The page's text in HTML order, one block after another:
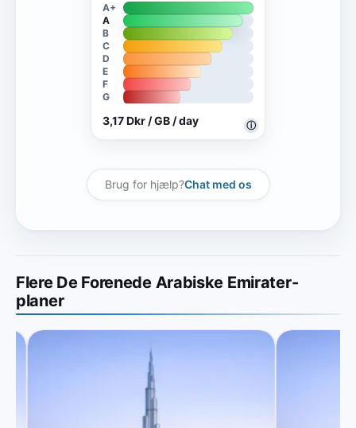
ⓘ
A+
A
B
C
D
E
F
G
3,17 Dkr / GB / day
Brug for hjælp?Chat med os
Flere De Forenede Arabiske Emirater-
planer